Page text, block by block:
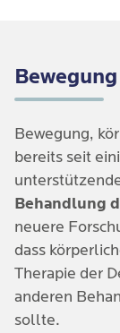
Bewegung,
bereits seit
Behandlung
neuere
dass
Therapie der
anderen
sollte.